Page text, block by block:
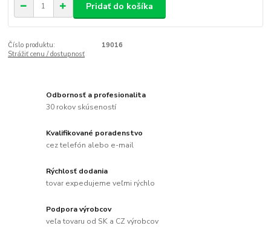
Pridať do košíka
Číslo produktu:
19016
Strážiť cenu / dostupnosť
Odbornosť a profesionalita
30 rokov skúseností
Kvalifikované poradenstvo
cez telefón alebo e-mail
Rýchlosť dodania
tovar expedujeme veľmi rýchlo
Podpora výrobcov
veľa tovaru od SK a CZ výrobcov